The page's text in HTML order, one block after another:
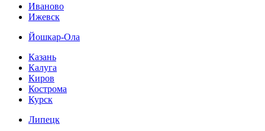
Иваново
Ижевск
Йошкар-Ола
Казань
Калуга
Киров
Кострома
Курск
Липецк